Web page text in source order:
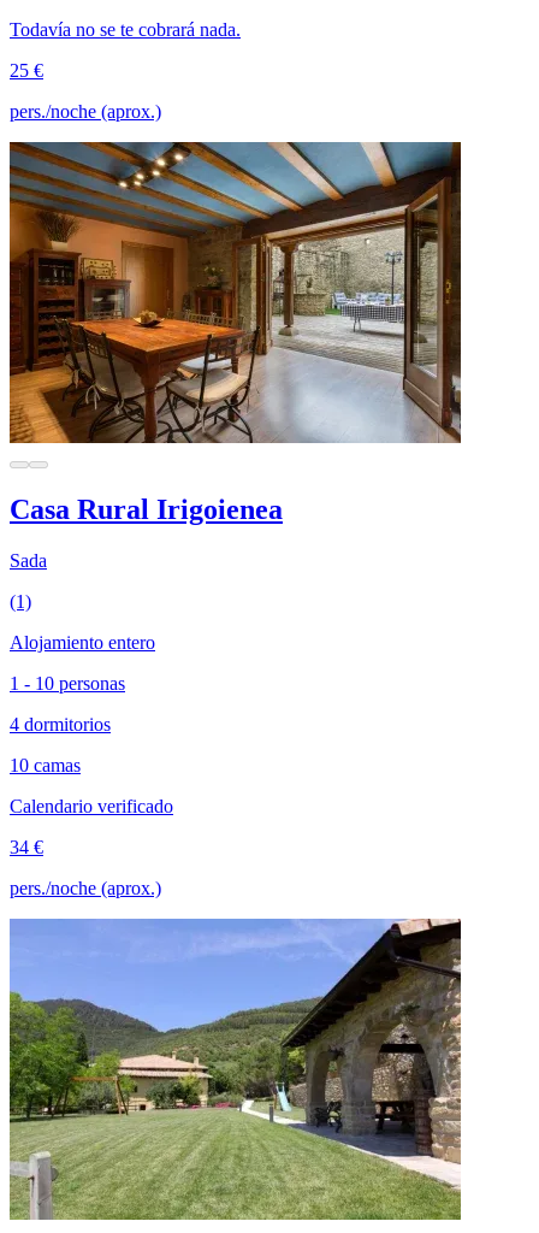
Todavía no se te cobrará nada.
25 €
pers./noche (aprox.)
Casa Rural Irigoienea
Sada
(1)
Alojamiento entero
1 - 10 personas
4 dormitorios
10 camas
Calendario verificado
34 €
pers./noche (aprox.)